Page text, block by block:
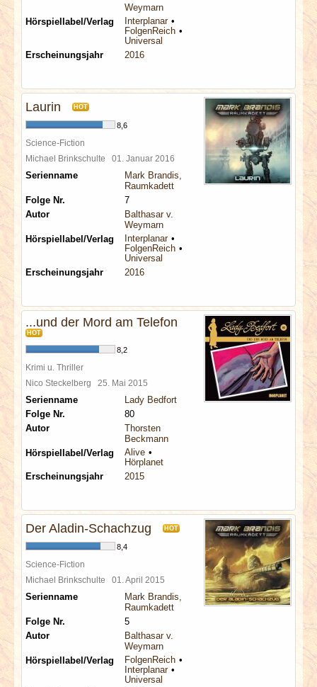
Weymarn
Hörspiellabel/Verlag
Interplanar
FolgenReich
Universal
Erscheinungsjahr
2016
Laurin HOT
8,6
Science-Fiction
Michael Brinkschulte 01. Januar 2016
Serienname
Mark Brandis,
Raumkadett
Folge Nr.
7
Autor
Balthasar v.
Weymarn
Hörspiellabel/Verlag
Interplanar
FolgenReich
Universal
Erscheinungsjahr
2016
...und der Mord am Telefon
HOT
8,2
Krimi u. Thriller
Nico Steckelberg 25. Mai 2015
Serienname
Lady Bedfort
Folge Nr.
80
Autor
Thorsten
Beckmann
Hörspiellabel/Verlag
Alive
Hörplanet
Erscheinungsjahr
2015
Der Aladin-Schachzug HOT
8,4
Science-Fiction
Michael Brinkschulte 01. April 2015
Serienname
Mark Brandis,
Raumkadett
Folge Nr.
5
Autor
Balthasar v.
Weymarn
Hörspiellabel/Verlag
FolgenReich
Interplanar
Universal